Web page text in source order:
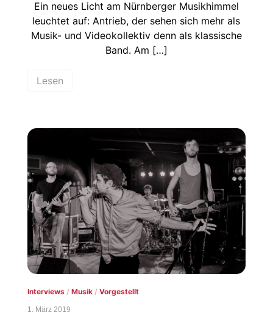
Ein neues Licht am Nürnberger Musikhimmel
leuchtet auf: Antrieb, der sehen sich mehr als
Musik- und Videokollektiv denn als klassische
Band. Am […]
Lesen
Interviews/ Musik/ Vorgestellt
1. März 2019